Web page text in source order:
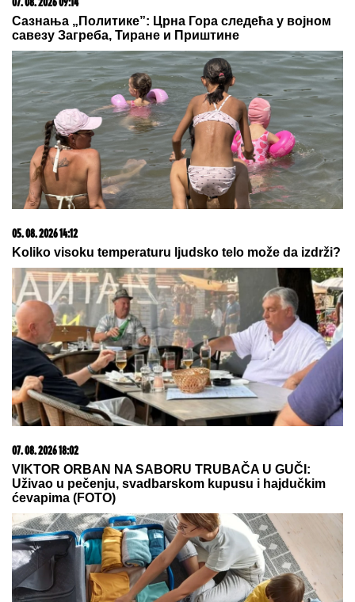
AMERIKANCI ZAPOČELI
EVAKUACIJU:Doneta hitna odluka
SELI SE U STAN SA BIVŠOM ŽENOM Glumac nakon
razvoda doneo neobičnu odluku, a sada pokazao
kako napreduju renovacije: "Nadgledanje"
Slavnog pevača UNIŠTILA JE
ZAVISNOST, ni rođena ćerka ga nije
prepoznala: Bezuslovna ljubav jedne
žene promenila mu je ŽIVOT IZ
KORENA
EUpojačava pritisak na Moskvu:
Kaja Kalas najavila nove sankcije
by Aklamator
07. 08. 2026 09:14
Сазнања „Политике”: Црна Гора следећа у војном
савезу Загреба, Тиране и Приштине